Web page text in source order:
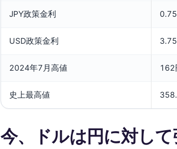
JPY政策金利
USD政策金利
2024年7月高値 162
史上最高値
今、ドルは円に対し